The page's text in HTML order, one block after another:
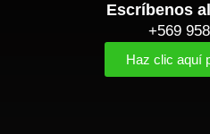
Escríbenos
+569
Haz clic aquí